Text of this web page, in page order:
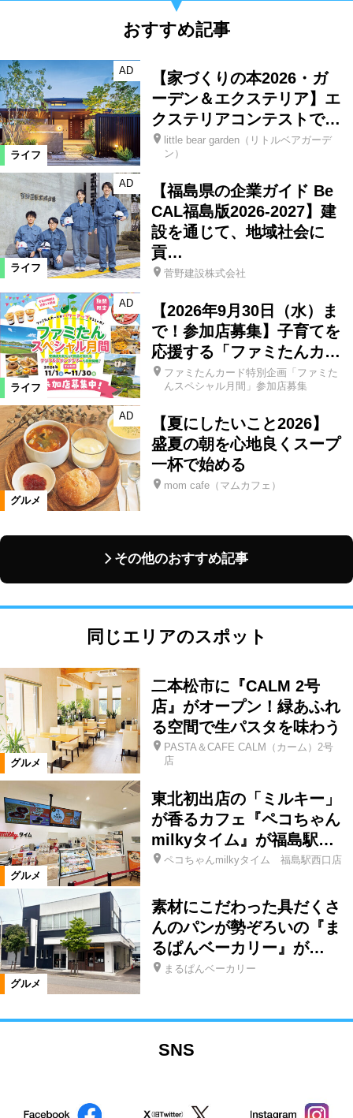
おすすめ記事
ライフ
AD
【家づくりの本2026・ガ
ーデン＆エクステリア】エ
クステリアコンテストで…
little bear garden（リトルベアガーデ
ン）
ライフ
AD
【福島県の企業ガイド Be
CAL福島版2026-2027】建
設を通じて、地域社会に
貢…
菅野建設株式会社
ライフ
AD
【2026年9月30日（水）ま
で！参加店募集】子育てを
応援する「ファミたんカ…
ファミたんカード特別企画「ファミた
んスペシャル月間」参加店募集
グルメ
AD
【夏にしたいこと2026】
盛夏の朝を心地良くスープ
一杯で始める
mom cafe（マムカフェ）
その他のおすすめ記事
同じエリアのスポット
グルメ
二本松市に『CALM 2号
店』がオープン！緑あふれ
る空間で生パスタを味わう
PASTA＆CAFE CALM（カーム）2号
店
グルメ
東北初出店の「ミルキー」
が香るカフェ『ペコちゃん
milkyタイム』が福島駅…
ペコちゃんmilkyタイム 福島駅西口店
グルメ
素材にこだわった具だくさ
んのパンが勢ぞろいの『ま
るぱんベーカリー』が…
まるぱんベーカリー
SNS